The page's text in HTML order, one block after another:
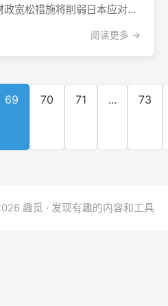
宽松措施将削弱日本应对未
条磋商初步政策建议中。此
由民主党2月8日取得压倒...
阅读更多 →
69 70 71 ... 73
趣觅 · 发现有趣的内容和工具